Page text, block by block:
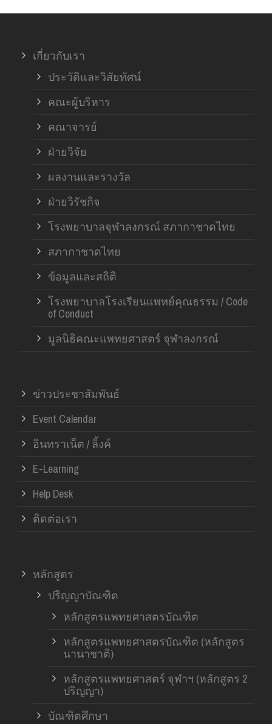
เกี่ยวกับเรา
ประวัติและวิสัยทัศน์
คณะผู้บริหาร
คณาจารย์
ฝ่ายวิจัย
ผลงานและรางวัล
ฝ่ายวิรัชกิจ
โรงพยาบาลจุฬาลงกรณ์ สภากาชาดไทย
สภากาชาดไทย
ข้อมูลและสถิติ
โรงพยาบาลโรงเรียนแพทย์คุณธรรม / Code
of Conduct
มูลนิธิคณะแพทยศาสตร์ จุฬาลงกรณ์
ข่าวประชาสัมพันธ์
Event Calendar
อินทราเน็ต / ลิ้งค์
E-Learning
Help Desk
ติดต่อเรา
หลักสูตร
ปริญญาบัณฑิต
หลักสูตรแพทยศาสตรบัณฑิต
หลักสูตรแพทยศาสตรบัณฑิต (หลักสูตร
นานาชาติ)
หลักสูตรแพทยศาสตร์ จุฬาฯ (หลักสูตร 2
ปริญญา)
บัณฑิตศึกษา